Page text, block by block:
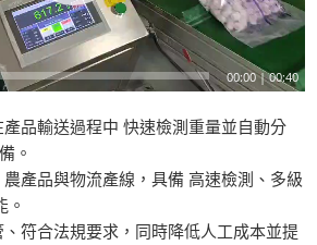
00:00|00:40
品輸送過程中 快速檢測重量並自動分
。
產品與物流產線，具備 高速檢測、多級
。
符合法規要求，同時降低人工成本並提